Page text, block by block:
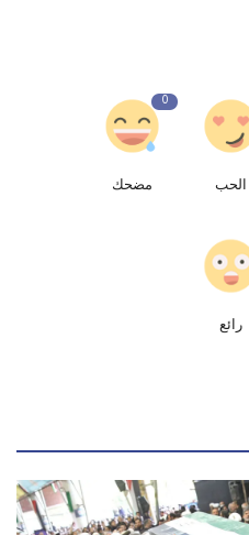
الحب
0
مضحك
رائع